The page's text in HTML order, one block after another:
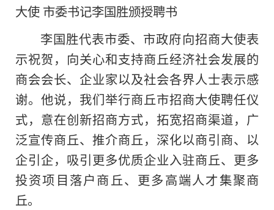
李国胜代表市委、市政府向招商大使表
示祝贺，向关心和支持商丘经济社会发展的
商会会长、企业家以及社会各界人士表示感
谢。他说，我们举行商丘市招商大使聘任仪
式，意在创新招商方式，拓宽招商渠道，广
泛宣传商丘、推介商丘，深化以商引商、以
企引企，吸引更多优质企业入驻商丘、更多
投资项目落户商丘、更多高端人才集聚商
丘。